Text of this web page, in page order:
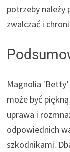
potrzeby należy
zwalczać i
Magnolia
może być
uprawa i
odpowiednich
szkodnikami.